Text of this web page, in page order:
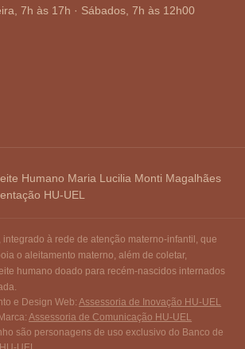
7h às 17h · Sábados, 7h às 12h00
Humano Maria Lucilia Monti Magalhães
HU-UEL
à rede de atenção materno-infantil, que
o aleitamento materno, além de coletar,
humano doado para recém-nascidos internados
e Design Web:Assessoria de Inovação HU-UEL
Assessoria de Comunicação HU-UEL
são personagens de uso exclusivo do Banco de